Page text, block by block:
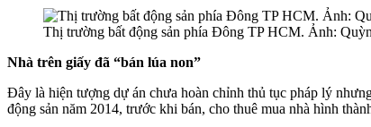
Thị trường bất động sản phía Đông TP HCM. Ảnh:
Nhà trên giấy đã “bán lúa non”
Đây là hiện tượng dự án chưa hoàn chỉnh thủ tục pháp lý
động sản năm 2014, trước khi bán, cho thuê mua nhà hình